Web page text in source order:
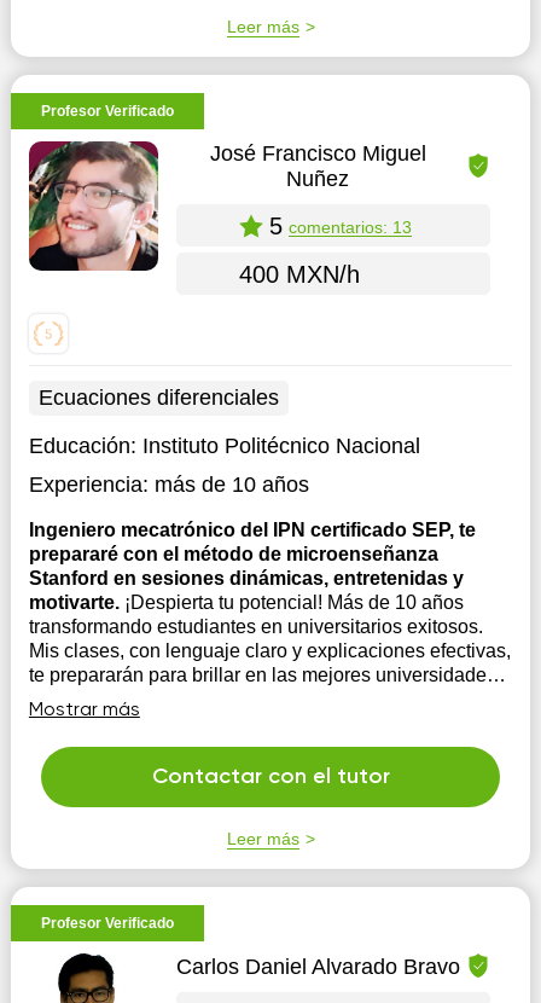
Leer más
Profesor Verificado
José Francisco Miguel
Nuñez
5 comentarios: 13
400 MXN/h
Ecuaciones diferenciales
Educación: Instituto Politécnico Nacional
Experiencia: más de 10 años
Ingeniero mecatrónico del IPN certificado SEP, te
prepararé con el método de microenseñanza
Stanford en sesiones dinámicas, entretenidas y
motivarte. ¡Despierta tu potencial! Más de 10 años
transformando estudiantes en universitarios exitosos.
Mis clases, con lenguaje claro y explicaciones efectivas,
te prepararán para brillar en las mejores universidades.
Soy paciente, flexible y totalmente comprometido con tu
éxito. Responsabilidad, confiabilid...
Mostrar más
Contactar con el tutor
Leer más
Profesor Verificado
Carlos Daniel Alvarado Bravo